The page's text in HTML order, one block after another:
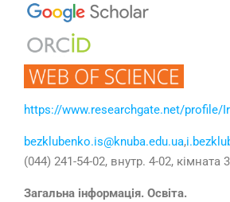
https://www.researchgate.net/profile/
bezklubenko.is@knuba.edu.ua,
(044) 241-54-02, внутр. 4-02, кімната
Загальна інформація. Освіта.